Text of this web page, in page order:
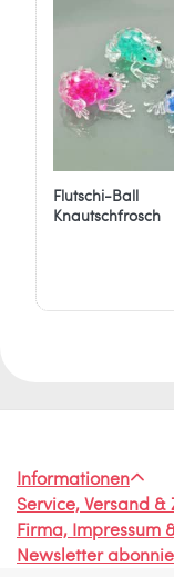
Flutschi-Ball
Knautschfrosch
Informationen
Service, Versand &
Firma, Impressum
Newsletter